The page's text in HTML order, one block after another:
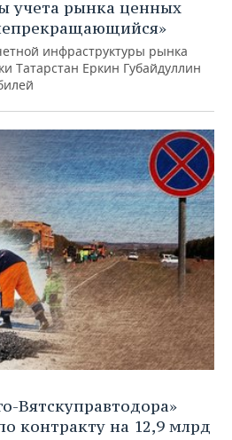
учета рынка ценных
инфраструктуры рынка
Татарстан Еркин Губайдуллин
Вятскуправтодора»
контракту на 12,9 млрд